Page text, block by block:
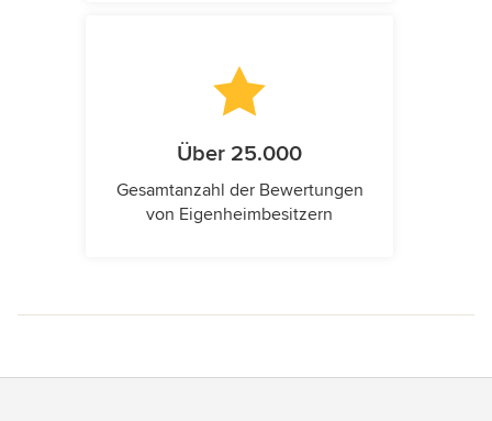
Über 25.000
Gesamtanzahl der Bewertungen
von Eigenheimbesitzern